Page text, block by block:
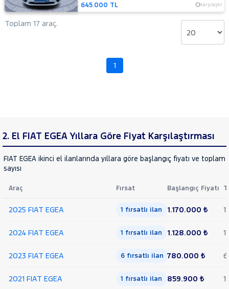
645.000 TL Karşılaştır
Toplam 17 araç.
1
2. El FIAT EGEA Yıllara Göre Fiyat Karşılaştırması
FIAT EGEA ikinci el ilanlarında yıllara göre başlangıç fiyatı ve toplam
sayısı
Araç Fırsat Başlangıç Fiyatı
2025 FIAT EGEA 1 fırsatlı ilan 1.170.000 ₺ 1
2024 FIAT EGEA 1 fırsatlı ilan 1.128.000 ₺ 1
2023 FIAT EGEA 6 fırsatlı ilan 780.000 ₺ 6
2021 FIAT EGEA 1 fırsatlı ilan 859.900 ₺ 1